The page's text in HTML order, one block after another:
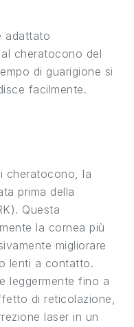
adattato
cheratocono del
di guarigione si
facilmente.
cheratocono, la
prima della
Questa
la cornea più
migliorare
lenti a contatto.
leggermente fino a
di reticolazione,
laser in un